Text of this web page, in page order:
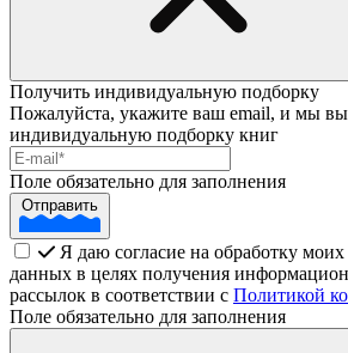
Получить индивидуальную подборку
Пожалуйста, укажите ваш email, и мы
индивидуальную подборку книг
Поле обязательно для заполнения
Отправить
Я даю согласие на обработку
данных в целях получения
рассылок в соответствии с Политикой
Поле обязательно для заполнения